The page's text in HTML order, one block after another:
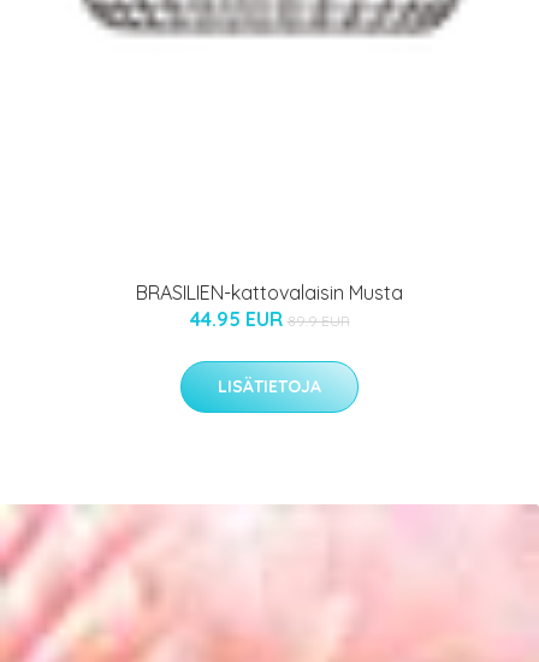
BRASILIEN-kattovalaisin Musta
44.95 EUR 89.9 EUR
LISÄTIETOJA